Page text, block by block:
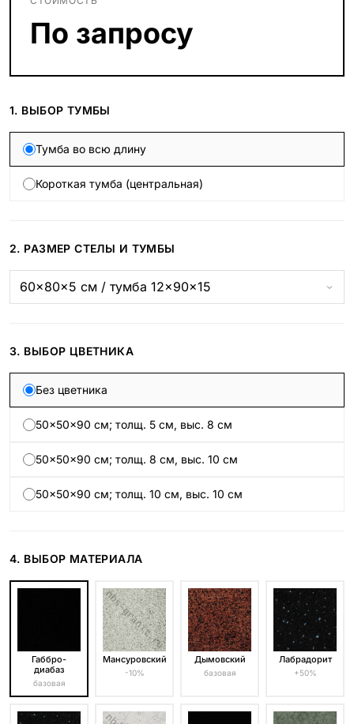
По запросу
1. ВЫБОР ТУМБЫ
Тумба во всю длину
Короткая тумба (центральная)
2. РАЗМЕР СТЕЛЫ И ТУМБЫ
3. ВЫБОР ЦВЕТНИКА
Без цветника
50×50×90 см; толщ. 5 см, выс. 8 см
50×50×90 см; толщ. 8 см, выс. 10 см
50×50×90 см; толщ. 10 см, выс. 10 см
4. ВЫБОР МАТЕРИАЛА
Габбро-
диабаз
базовая
Мансуровский
-10%
Дымовский
базовая
Лабрадорит
+50%